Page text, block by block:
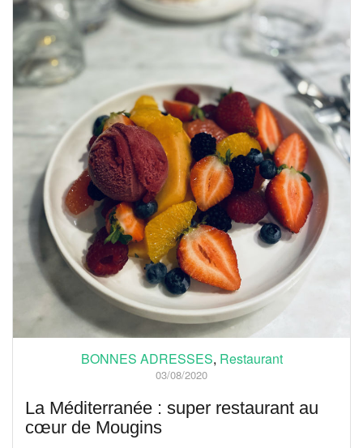
BONNES ADRESSES, Restaurant
03/08/2020
La Méditerranée : super restaurant au
cœur de Mougins